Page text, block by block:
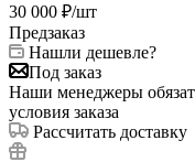
30 000 ₽/шт
Предзаказ
Нашли дешевле?
Под заказ
Наши менеджеры
условия заказа
Рассчитать доставку